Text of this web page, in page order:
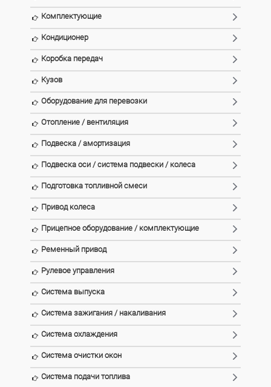
Комплектующие
Кондиционер
Коробка передач
Кузов
Оборудование для перевозки
Отопление / вентиляция
Подвеска / амортизация
Подвеска оси / система подвески / колеса
Подготовка топливной смеси
Привод колеса
Прицепное оборудование / комплектующие
Ременный привод
Рулевое управления
Система выпуска
Система зажигания / накаливания
Система охлаждения
Система очистки окон
Система подачи топлива